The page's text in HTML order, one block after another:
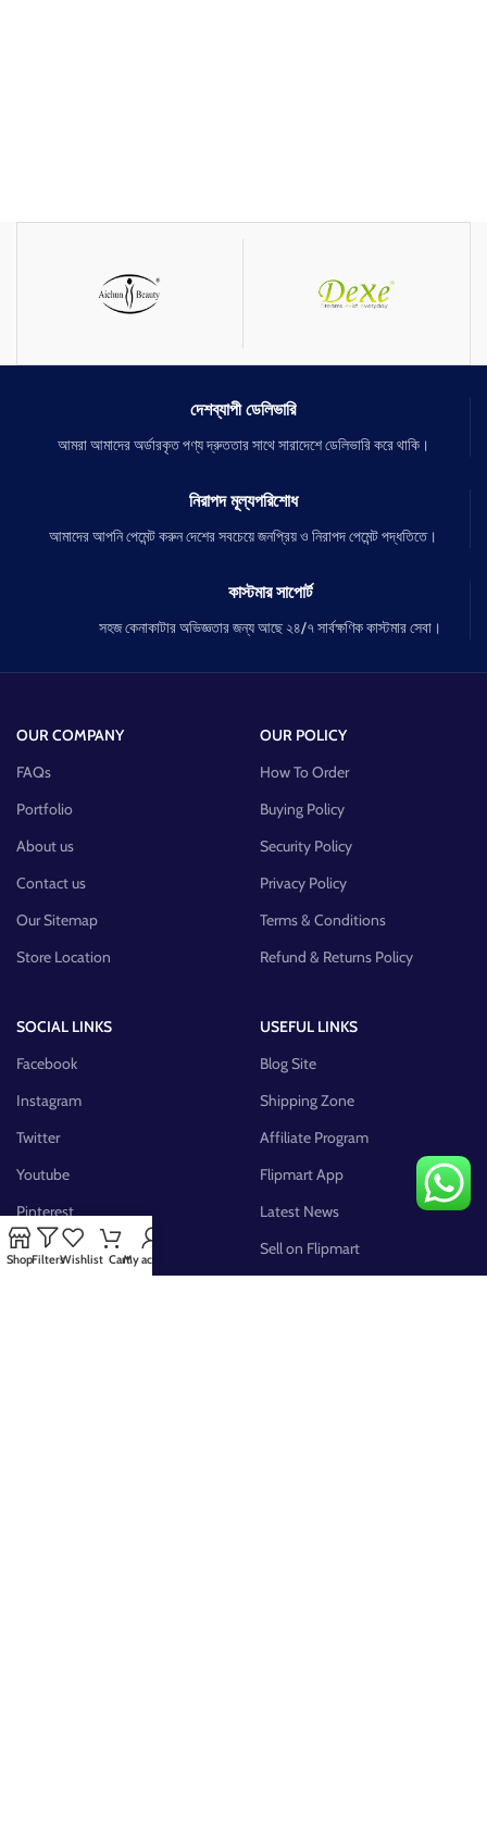
দেশব্যাপী ডেলিভারি
আমরা আমাদের অর্ডারকৃত পণ্য দ্রুততার সাথে সারাদেশে ডেলিভারি করে থাকি।
নিরাপদ মূল্যপরিশোধ
আমাদের আপনি পেমেন্ট করুন দেশের সবচেয়ে জনপ্রিয় ও নিরাপদ পেমেন্ট পদ্ধতিতে।
কাস্টমার সাপোর্ট
সহজ কেনাকাটার অভিজ্ঞতার জন্য আছে ২৪/৭ সার্বক্ষণিক কাস্টমার সেবা।
OUR COMPANY
FAQs
Portfolio
About us
Contact us
Our Sitemap
Store Location
OUR POLICY
How To Order
Buying Policy
Security Policy
Privacy Policy
Terms & Conditions
Refund & Returns Policy
SOCIAL LINKS
Facebook
Instagram
Twitter
Youtube
Pinterest
FB Group
USEFUL LINKS
Blog Site
Shipping Zone
Affiliate Program
Flipmart App
Latest News
Sell on Flipmart
ShopFiltersWishlist CartMy account